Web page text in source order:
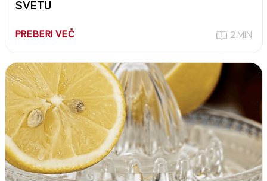
SVETU
PREBERI VEČ 2 MIN